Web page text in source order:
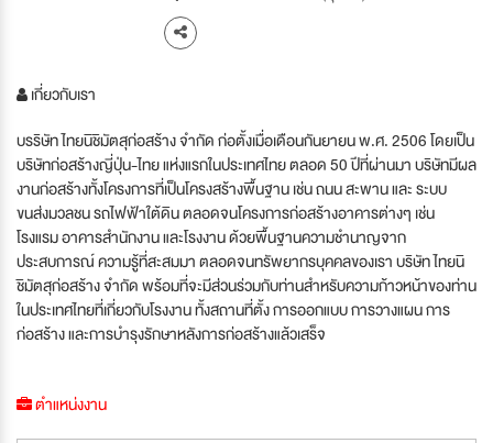
เกี่ยวกับเรา
บรริษัท ไทยนิชิมัตสุก่อสร้าง จำกัด ก่อตั้งเมื่อเดือนกันยายน พ.ศ. 2506 โดยเป็น
บริษัทก่อสร้างญี่ปุ่น-ไทย แห่งแรกในประเทศไทย ตลอด 50 ปีที่ผ่านมา บริษัทมีผล
งานก่อสร้างทั้งโครงการที่เป็นโครงสร้างพื้นฐาน เช่น ถนน สะพาน และ ระบบ
ขนส่งมวลชน รถไฟฟ้าใต้ดิน ตลอดจนโครงการก่อสร้างอาคารต่างๆ เช่น
โรงแรม อาคารสำนักงาน และโรงงาน ด้วยพื้นฐานความชำนาญจาก
ประสบการณ์ ความรู้ที่สะสมมา ตลอดจนทรัพยากรบุคคลของเรา บริษัท ไทยนิ
ชิมัตสุก่อสร้าง จำกัด พร้อมที่จะมีส่วนร่วมกับท่านสำหรับความก้าวหน้าของท่าน
ในประเทศไทยที่เกี่ยวกับโรงงาน ทั้งสถานที่ตั้ง การออกแบบ การวางแผน การ
ก่อสร้าง และการบำรุงรักษาหลังการก่อสร้างแล้วเสร็จ
ตำแหน่งงาน